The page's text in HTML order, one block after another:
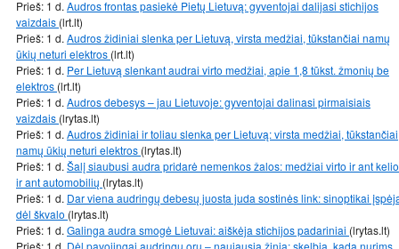
Prieš: 1 d. Audros frontas pasiekė Pietų Lietuvą: gyventojai dalijasi stichijos
vaizdais (lrt.lt)
Prieš: 1 d. Audros židiniai slenka per Lietuvą, virsta medžiai, tūkstančiai namų
ūkių neturi elektros (lrt.lt)
Prieš: 1 d. Per Lietuvą slenkant audrai virto medžiai, apie 1,8 tūkst. žmonių be
elektros (lrt.lt)
Prieš: 1 d. Audros debesys – jau Lietuvoje: gyventojai dalinasi pirmaisiais
vaizdais (lrytas.lt)
Prieš: 1 d. Audros židiniai ir toliau slenka per Lietuvą: virsta medžiai, tūkstančiai
namų ūkių neturi elektros (lrytas.lt)
Prieš: 1 d. Šalį siaubusi audra pridarė nemenkos žalos: medžiai virto ir ant
ir ant automobilių (lrytas.lt)
Prieš: 1 d. Dar viena audringų debesų juosta juda sostinės link: sinoptikai
dėl škvalo (lrytas.lt)
Prieš: 1 d. Galinga audra smogė Lietuvai: aiškėja stichijos padariniai (lrytas.lt)
Prieš: 1 d. Dėl pavojingai audringų orų – naujausia žinia: skelbia, kada nurims